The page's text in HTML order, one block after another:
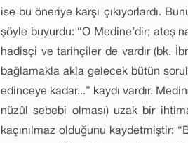
ise bu öneriye karşı çıkıyorlardı.
şöyle buyurdu: “O Medine’dir; ateş
hadisçi ve tarihçiler de vardır (bk.
bağlamakla akla gelecek bütün
edinceye kadar...” kaydı vardır.
nüzûl sebebi olması) uzak bir
kaçınılmaz olduğunu kaydetmiştir: